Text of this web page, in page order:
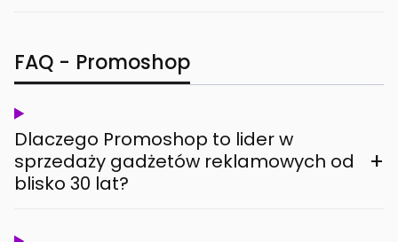
FAQ - Promoshop
Dlaczego Promoshop to lider w
sprzedaży gadżetów reklamowych od
blisko 30 lat?
+